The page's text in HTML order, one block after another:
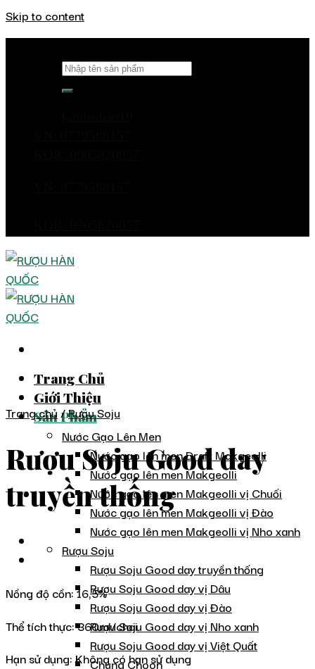
Skip to content
Trang Chủ
Giới Thiệu
Sản Phẩm
Nước Gạo Lên Men
Nước gạo lên men Draft Makgeolli
Nước gạo lên men Makgeolli
Nước gạo lên men Makgeolli vị Chuối
Nước gạo lên men Makgeolli vị Đào
Nước gạo lên men Makgeolli vị Nho xanh
Rượu Soju
Rượu Soju Good day truyền thống
Rượu Soju Good day vị Dâu
Rượu Soju Good day vị Đào
Rượu Soju Good day vị Nho xanh
Rượu Soju Good day vị Việt Quất
Chung Choon
Trang chủ/Rượu Soju
Rượu Soju Good day
truyền thống
Nồng độ cồn: 16,5%
Thể tích thực: 360ml/chai
Hạn sử dụng: Không có hạn sử dụng